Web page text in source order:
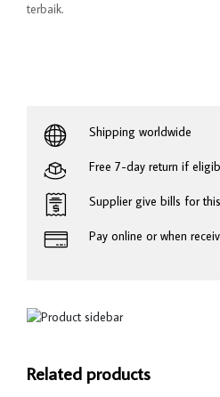
terbaik.
Shipping worldwide
Free 7-day return if
Supplier give bills for
Pay online or when
Related products